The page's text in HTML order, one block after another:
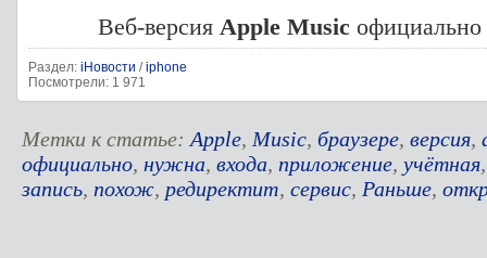
Веб-версия Apple Music официально
Раздел: iНовости /iphone
Посмотрели: 1 971
Метки к статье: Apple, Music, браузере, версия,
официально, нужна, входа, приложение, учётная
запись, похож, редиректит, сервис, Раньше,